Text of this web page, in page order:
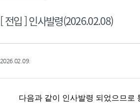
[ 전입 ] 인사발령(2026.02.08)
2026.02.09.